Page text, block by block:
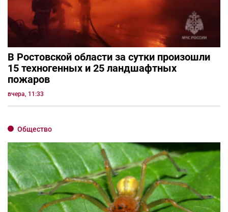
В Ростовской области за сутки произошли
15 техногенных и 25 ландшафтных
пожаров
вчера, 11:33
Общество